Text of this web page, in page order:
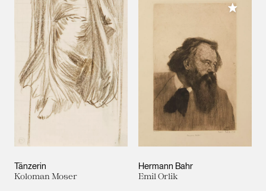
Tänzerin
Koloman Moser
Hermann Bahr
Emil Orlik
Meiner